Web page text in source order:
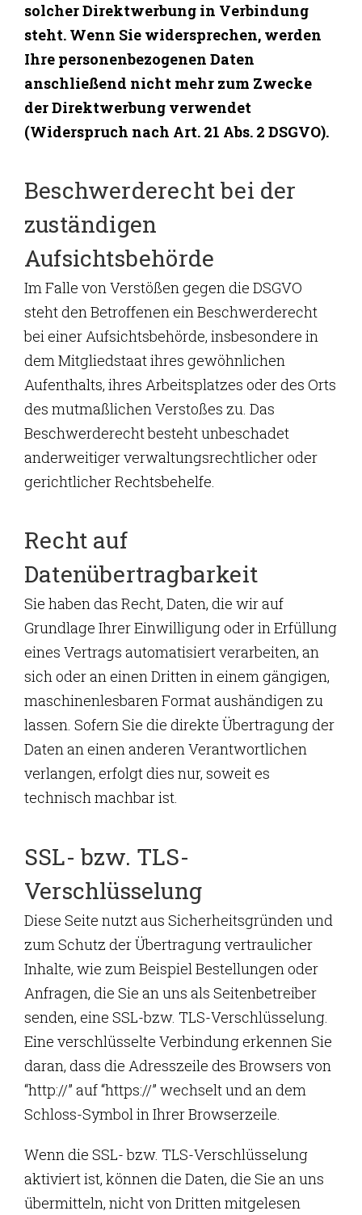
solcher Direktwerbung in Verbindung
steht. Wenn Sie widersprechen, werden
Ihre personenbezogenen Daten
anschließend nicht mehr zum Zwecke
der Direktwerbung verwendet
(Widerspruch nach Art. 21 Abs. 2 DSGVO).
Beschwerderecht bei der
zuständigen
Aufsichtsbehörde
Im Falle von Verstößen gegen die DSGVO
steht den Betroffenen ein Beschwerderecht
bei einer Aufsichtsbehörde, insbesondere in
dem Mitgliedstaat ihres gewöhnlichen
Aufenthalts, ihres Arbeitsplatzes oder des Orts
des mutmaßlichen Verstoßes zu. Das
Beschwerderecht besteht unbeschadet
anderweitiger verwaltungsrechtlicher oder
gerichtlicher Rechtsbehelfe.
Recht auf
Datenübertragbarkeit
Sie haben das Recht, Daten, die wir auf
Grundlage Ihrer Einwilligung oder in Erfüllung
eines Vertrags automatisiert verarbeiten, an
sich oder an einen Dritten in einem gängigen,
maschinenlesbaren Format aushändigen zu
lassen. Sofern Sie die direkte Übertragung der
Daten an einen anderen Verantwortlichen
verlangen, erfolgt dies nur, soweit es
technisch machbar ist.
SSL- bzw. TLS-
Verschlüsselung
Diese Seite nutzt aus Sicherheitsgründen und
zum Schutz der Übertragung vertraulicher
Inhalte, wie zum Beispiel Bestellungen oder
Anfragen, die Sie an uns als Seitenbetreiber
senden, eine SSL-bzw. TLS-Verschlüsselung.
Eine verschlüsselte Verbindung erkennen Sie
daran, dass die Adresszeile des Browsers von
“http://” auf “https://” wechselt und an dem
Schloss-Symbol in Ihrer Browserzeile.
Wenn die SSL- bzw. TLS-Verschlüsselung
aktiviert ist, können die Daten, die Sie an uns
übermitteln, nicht von Dritten mitgelesen